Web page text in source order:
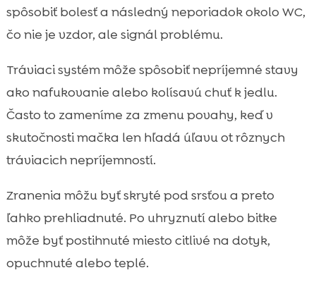
spôsobiť bolesť a následný neporiadok okolo WC,
čo nie je vzdor, ale signál problému.
Tráviaci systém môže spôsobiť nepríjemné stavy
ako nafukovanie alebo kolísavú chuť k jedlu.
Často to zameníme za zmenu povahy, keď v
skutočnosti mačka len hľadá úľavu ot rôznych
tráviacich nepríjemností.
Zranenia môžu byť skryté pod srsťou a preto
ľahko prehliadnuté. Po uhryznutí alebo bitke
môže byť postihnuté miesto citlivé na dotyk,
opuchnuté alebo teplé.